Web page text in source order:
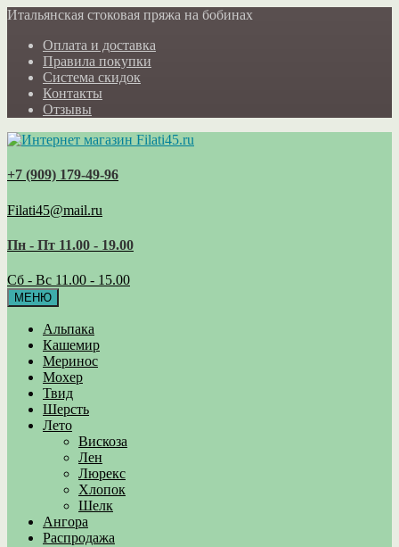
Итальянская стоковая пряжа на бобинах
Оплата и доставка
Правила покупки
Система скидок
Контакты
Отзывы
+7 (909) 179‑49-96
Filati45@mail.ru
Пн - Пт 11.00 - 19.00
Сб - Вс 11.00 - 15.00
МЕНЮ
Альпака
Кашемир
Меринос
Мохер
Твид
Шерсть
Лето
Вискоза
Лен
Люрекс
Хлопок
Шелк
Ангора
Распродажа